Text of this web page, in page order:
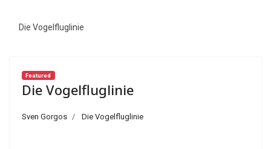
Die Vogelfluglinie
Featured
Die Vogelfluglinie
Sven Gorgos Die Vogelfluglinie